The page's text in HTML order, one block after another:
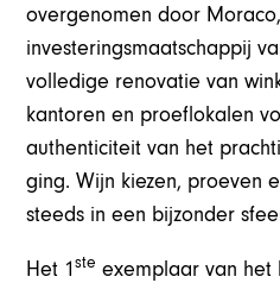
overgenomen door
investeringsmaatschappij
volledige renovatie van
kantoren en proeflokalen
authenticiteit van het
ging. Wijn kiezen, proeven
steeds in een bijzonder
Het 1ste exemplaar van het